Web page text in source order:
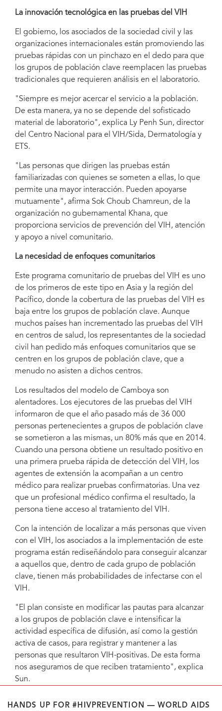
La innovación tecnológica en las pruebas del VIH
El gobierno, los asociados de la sociedad civil y las
organizaciones internacionales están promoviendo las
pruebas rápidas con un pinchazo en el dedo para que
los grupos de población clave reemplacen las pruebas
tradicionales que requieren análisis en el laboratorio.
"Siempre es mejor acercar el servicio a la población.
De esta manera, ya no se depende del sofisticado
material de laboratorio", explica Ly Penh Sun, director
del Centro Nacional para el VIH/Sida, Dermatología y
ETS.
"Las personas que dirigen las pruebas están
familiarizadas con quienes se someten a ellas, lo que
permite una mayor interacción. Pueden apoyarse
mutuamente", afirma Sok Choub Chamreun, de la
organización no gubernamental Khana, que
proporciona servicios de prevención del VIH, atención
y apoyo a nivel comunitario.
La necesidad de enfoques comunitarios
Este programa comunitario de pruebas del VIH es uno
de los primeros de este tipo en Asia y la región del
Pacífico, donde la cobertura de las pruebas del VIH es
baja entre los grupos de población clave. Aunque
muchos países han incrementado las pruebas del VIH
en centros de salud, los representantes de la sociedad
civil han pedido más enfoques comunitarios que se
centren en los grupos de población clave, que a
menudo no asisten a dichos centros.
Los resultados del modelo de Camboya son
alentadores. Los ejecutores de las pruebas del VIH
informaron de que el año pasado más de 36 000
personas pertenecientes a grupos de población clave
se sometieron a las mismas, un 80% más que en 2014.
Cuando una persona obtiene un resultado positivo en
una primera prueba rápida de detección del VIH, los
agentes de extensión la acompañan a un centro
médico para realizar pruebas confirmatorias. Una vez
que un profesional médico confirma el resultado, la
persona tiene acceso al tratamiento del VIH.
Con la intención de localizar a más personas que viven
con el VIH, los asociados a la implementación de este
programa están rediseñándolo para conseguir alcanzar
a aquellos que, dentro de cada grupo de población
clave, tienen más probabilidades de infectarse con el
VIH.
"El plan consiste en modificar las pautas para alcanzar
a los grupos de población clave e intensificar la
actividad específica de difusión, así como la gestión
activa de casos, para registrar y mantener a las
personas que resultaron VIH-positivas. De esta forma
nos aseguramos de que reciben tratamiento", explica
Sun.
HANDS UP FOR #HIVPREVENTION — WORLD AIDS